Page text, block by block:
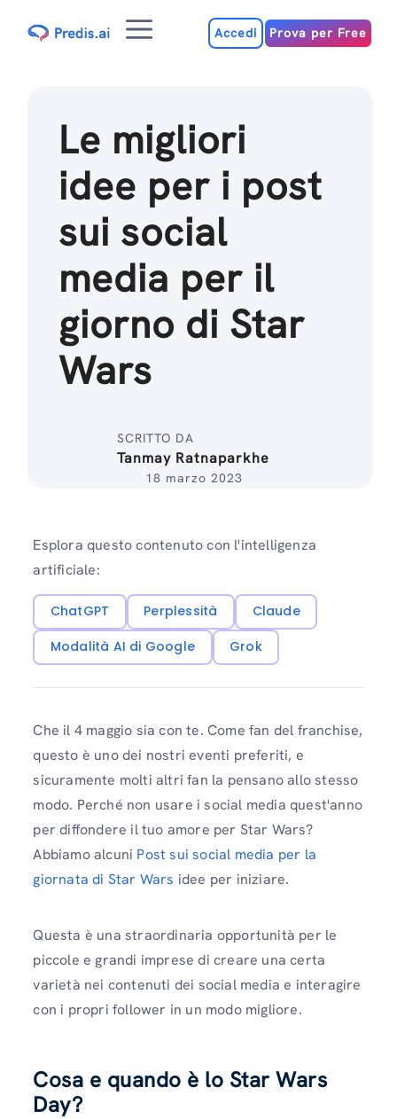
MenuAccedi Prova per Free
Le migliori
idee per i post
sui social
media per il
giorno di Star
Wars
SCRITTO DA
Tanmay Ratnaparkhe
18 marzo 2023
Esplora questo contenuto con l'intelligenza
artificiale:
ChatGPT Perplessità
Claude
Modalità AI di Google
Grok
Che il 4 maggio sia con te. Come fan del franchise,
questo è uno dei nostri eventi preferiti, e
sicuramente molti altri fan la pensano allo stesso
modo. Perché non usare i social media quest'anno
per diffondere il tuo amore per Star Wars?
Abbiamo alcuni Post sui social media per la
giornata di Star Wars idee per iniziare.
Questa è una straordinaria opportunità per le
piccole e grandi imprese di creare una certa
varietà nei contenuti dei social media e interagire
con i propri follower in un modo migliore.
Cosa e quando è lo Star Wars
Day?